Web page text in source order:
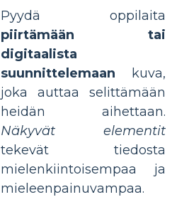
Pyydä oppilaita
piirtämään tai
digitaalista
suunnittelemaan kuva,
joka auttaa selittämään
heidän aihettaan.
Näkyvät elementit
tekevät tiedosta
mielenkiintoisempaa ja
mieleenpainuvampaa.